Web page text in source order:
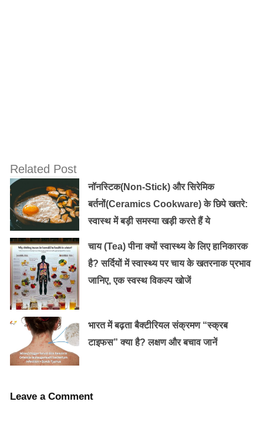
कैल्शियम वाला आहार और विटामिन-डी की पर्याप्त
मात्रा लें:
सबसे ज्यादा चिंता की बात है कि आज की पीढ़ी कम कैल्शियम वाला
आहार और विटामिन-डी की अपर्याप्त मात्रा ले रही है, जिससे उनमें
हड्डियों का घनत्व कम और हड्डियां कमजोर हो रही हैं।बड़ी उम्र में
होने वाले इस रोग से बचपन में ही बचाव किया जा सकता है।
Old Random Post
यदि आप और आपके बच्चे भी ज्यादा मोबाइल उपयोग
करते हैं, तो हो जाएँ सतर्क……………..
Related Post
नॉनस्टिक(Non-Stick) और सिरेमिक
बर्तनों(Ceramics Cookware) के छिपे खतरे:
स्वास्थ में बड़ी समस्या खड़ी करते हैं ये
चाय (Tea) पीना क्यों स्वास्थ्य के लिए हानिकारक
है? सर्दियों में स्वास्थ्य पर चाय के खतरनाक प्रभाव
जानिए, एक स्वस्थ विकल्प खोजें
भारत में बढ़ता बैक्टीरियल संक्रमण “स्क्रब
टाइफस” क्या है? लक्षण और बचाव जानें
Leave a Comment